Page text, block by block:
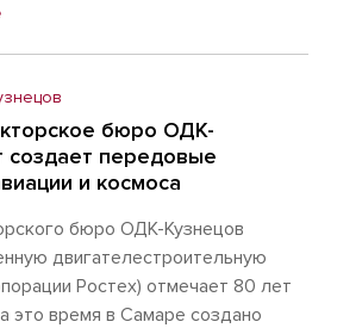
бюро ОДК-
создает передовые
и космоса
бюро ОДК-Кузнецов
двигателестроительную
Ростех) отмечает 80 лет
это время в Самаре создано